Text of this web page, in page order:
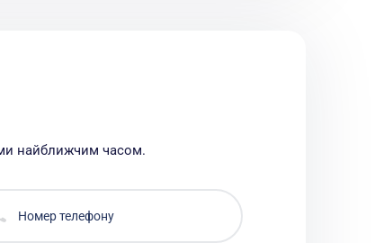
найближчим часом.